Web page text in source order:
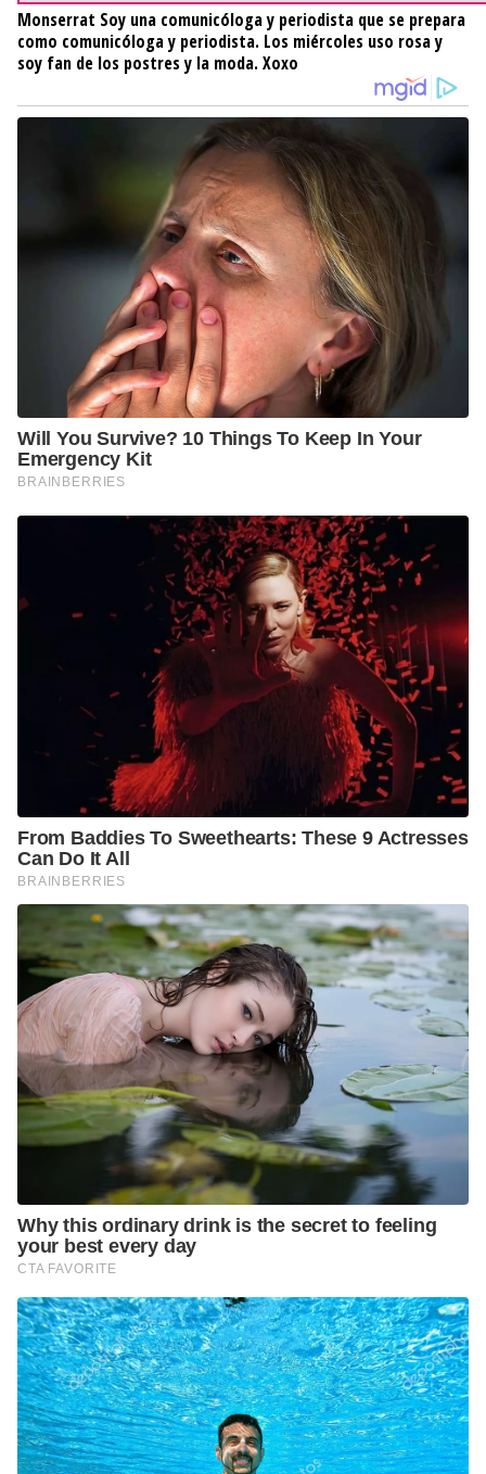
Monserrat Soy una comunicóloga y periodista que se prepara
como comunicóloga y periodista. Los miércoles uso rosa y
soy fan de los postres y la moda. Xoxo